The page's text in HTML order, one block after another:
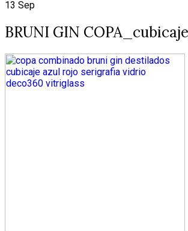
13 Sep
BRUNI GIN